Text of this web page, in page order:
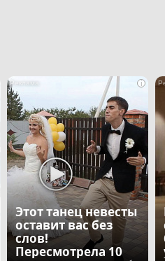
i
Этот танец невесты
оставит вас без
слов!
Пересмотрела 10